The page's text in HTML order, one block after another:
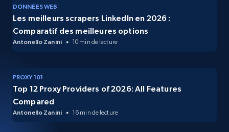
DONNÉES WEB
Les meilleurs scrapers LinkedIn en 2026 :
Comparatif des meilleures options
Antonello Zanini 10 min de lecture
PROXY 101
Top 12 Proxy Providers of 2026: All Features
Compared
Antonello Zanini 16 min de lecture